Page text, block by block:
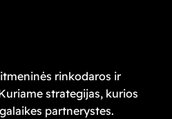
rinkodaros ir
strategijas, kurios
partnerystes.